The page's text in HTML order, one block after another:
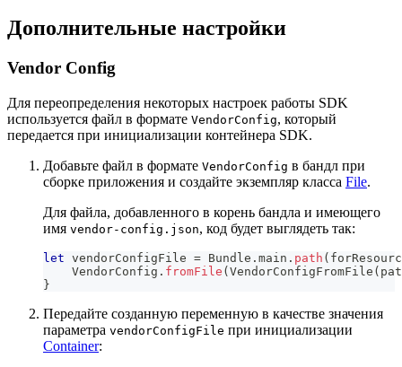
Дополнительные настройки
Vendor Config
Для переопределения некоторых настроек работы SDK
используется файл в формате VendorConfig, который
передается при инициализации контейнера SDK.
Добавьте файл в формате VendorConfig в бандл при
сборке приложения и создайте экземпляр класса File.
Для файла, добавленного в корень бандла и имеющего
имя vendor-config.json, код будет выглядеть так:
let vendorConfigFile = Bundle . main . path (
VendorConfig . fromFile ( VendorConfigFromFile (
}
Передайте созданную переменную в качестве значения
параметра vendorConfigFile при инициализации
Container: